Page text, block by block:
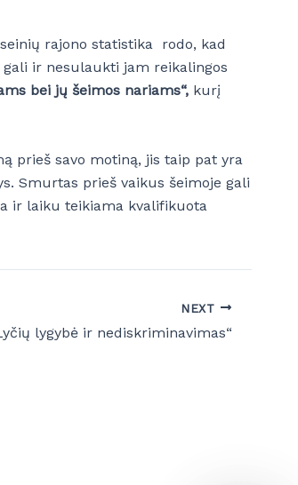
rajono statistika rodo, kad
ir nesulaukti jam reikalingos
bei jų šeimos nariams“, kurį
prieš savo motiną, jis taip pat yra
Smurtas prieš vaikus šeimoje gali
ir laiku teikiama kvalifikuota
NEXT
lygybė ir nediskriminavimas“